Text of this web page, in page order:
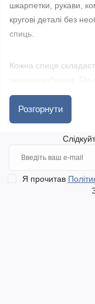
шкарпетки, рукави,
кругові деталі без
спиць.
Кожна спиця
спиці, а третьою —
зменшує
петель і забезпечує
У магазині
включаючи
самовивіз у місті
Розгорнути
Я прочитав